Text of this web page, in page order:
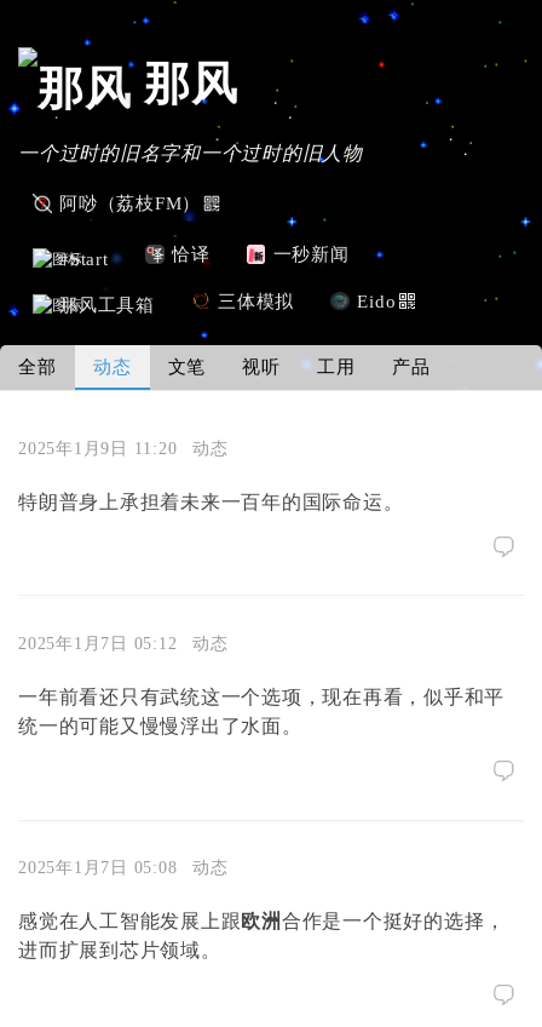
那风
一个过时的旧名字和一个过时的旧人物
阿唦（荔枝FM）
#Start 恰译 一秒新闻
那风工具箱 三体模拟 Eido
全部 动态 文笔 视听 工用 产品
2025年1月9日 11:20 动态
特朗普身上承担着未来一百年的国际命运。
2025年1月7日 05:12 动态
一年前看还只有武统这一个选项，现在再看，似乎和平
统一的可能又慢慢浮出了水面。
2025年1月7日 05:08 动态
感觉在人工智能发展上跟欧洲合作是一个挺好的选择，
进而扩展到芯片领域。